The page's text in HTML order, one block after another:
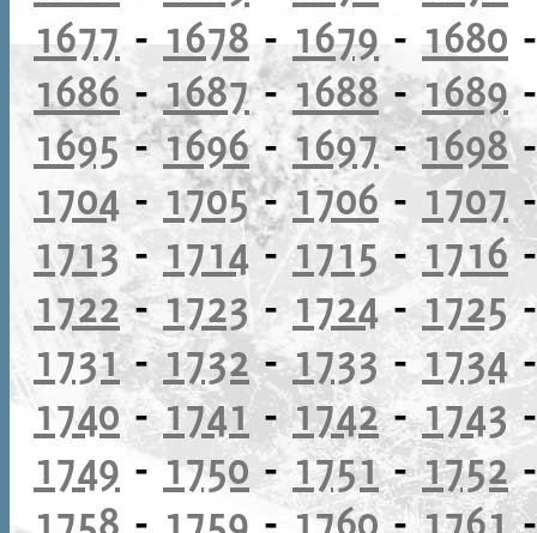
1677 - 1678 - 1679 - 1680
1686 -1687-1688-1689
1695-1696- 1697-1698
1704 - 1705-1706 - 1707
1713 - 1714- 1715-1716
1722-1723 - 1724-1725
1731-1732-1733 - 1734
1740 -1741-1742-1743
1749 -1750-1751-1752
1758 - 1759 -1760-1761